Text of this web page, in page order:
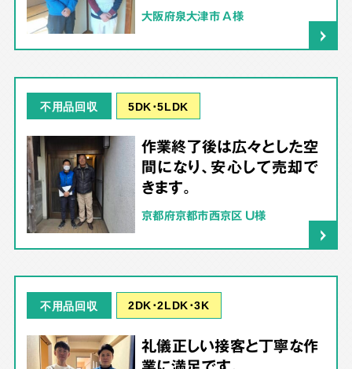
大阪府泉大津市 A様
不用品回収 5DK･5LDK
作業終了後は広々とした空
間になり、安心して売却で
きます。
京都府京都市西京区 U様
不用品回収 2DK･2LDK･3K
礼儀正しい接客と丁寧な作